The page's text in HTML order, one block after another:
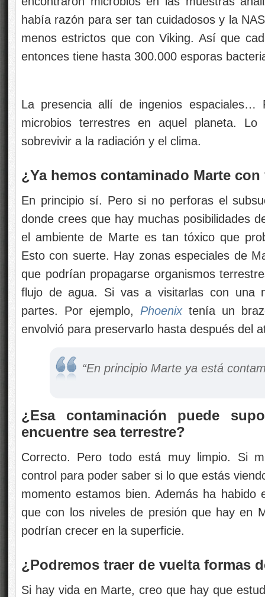
había razón para ser tan cuidadosos y la
menos estrictos que con Viking. Así que
entonces tiene hasta 300.000 esporas
La presencia allí de ingenios espaciales…
microbios terrestres en aquel planeta.
sobrevivir a la radiación y el clima.
¿Ya hemos contaminado Marte
En principio sí. Pero si no perforas el
donde crees que hay muchas posibilidades
el ambiente de Marte es tan tóxico que
Esto con suerte. Hay zonas especiales de
que podrían propagarse organismos
flujo de agua. Si vas a visitarlas con una
partes. Por ejemplo, Phoenixtenía un
envolvió para preservarlo hasta después del
“En principio Marte ya está
¿Esa contaminación puede
encuentre sea terrestre?
Correcto. Pero todo está muy limpio. Si
control para poder saber si lo que estás
momento estamos bien. Además ha habido
que con los niveles de presión que hay en
podrían crecer en la superficie.
¿Podremos traer de vuelta formas
Si hay vida en Marte, creo que hay que